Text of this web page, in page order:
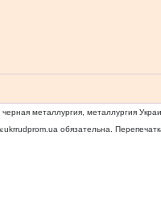
металлургия, металлургия
обязательна.